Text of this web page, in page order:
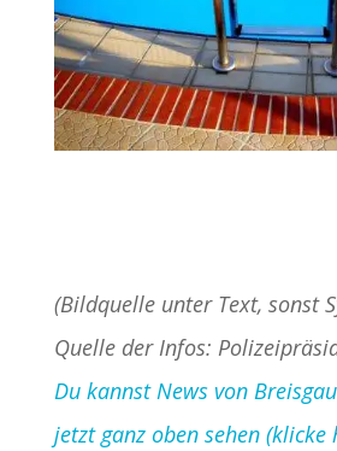
(Bildquelle unter Text, sonst
Quelle der Infos:
Du kannst News von
jetzt ganz oben sehen